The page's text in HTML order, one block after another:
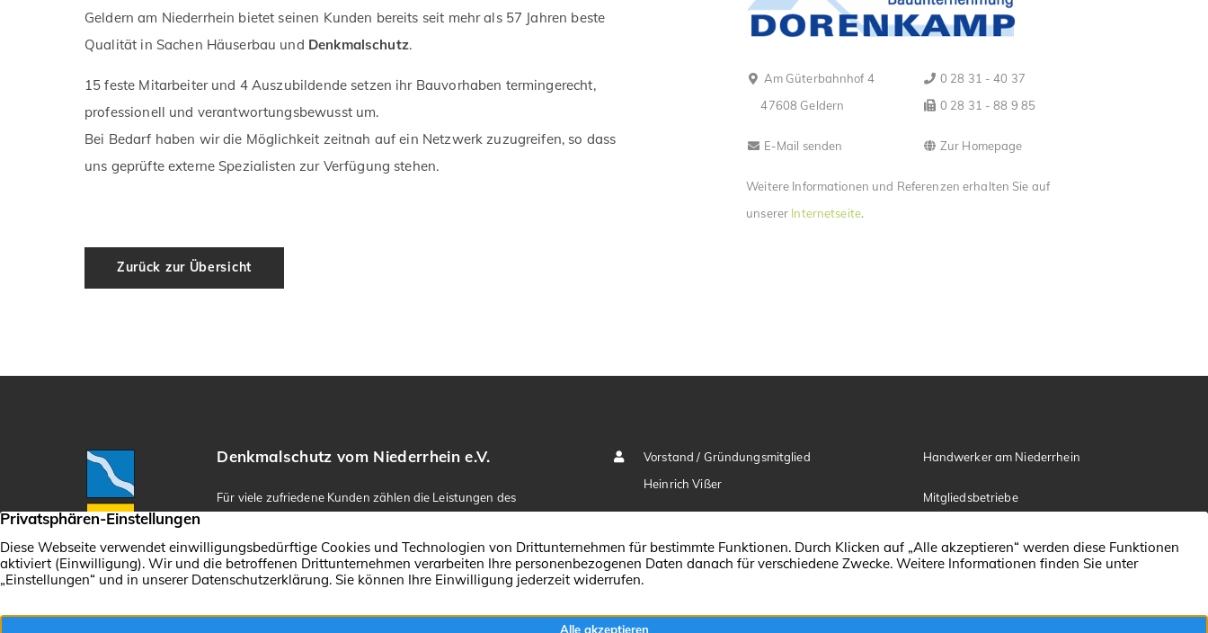
Geldern am Niederrhein bietet seinen Kunden bereits seit mehr als 57 Jahren beste
Qualität in Sachen Häuserbau und Denkmalschutz.
15 feste Mitarbeiter und 4 Auszubildende setzen ihr Bauvorhaben termingerecht,
professionell und verantwortungsbewusst um.
Bei Bedarf haben wir die Möglichkeit zeitnah auf ein Netzwerk zuzugreifen, so dass
uns geprüfte externe Spezialisten zur Verfügung stehen.
Am Güterbahnhof 4
47608 Geldern
0 28 31 - 40 37
0 28 31 - 88 9 85
E-Mail senden Zur Homepage
Weitere Informationen und Referenzen erhalten Sie auf
unserer Internetseite.
Zurück zur Übersicht
Denkmalschutz vom Niederrhein e.V.
Für viele zufriedene Kunden zählen die Leistungen des
handwerklichen Könnens.
Ihre Reputation, Erfahrung & umfassende Kompetenz sind
die zuverlässige Grundlage, auf der sie Ihnen ihr
Vorstand / Gründungsmitglied
Heinrich Vißer
47608 Geldern
Handwerker am Niederrhein
Mitgliedsbetriebe
Impressum